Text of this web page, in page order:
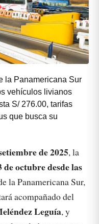
la Panamericana Sur
vehículos livianos
S/ 276.00, tarifas
que busca su
de 2025, la
de octubre desde las
la Panamericana Sur,
acompañado del
Leguía, y